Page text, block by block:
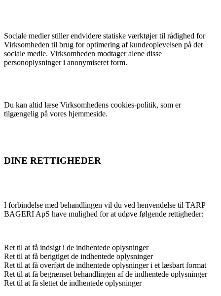
Sociale medier stiller endvidere statiske værktøjer til rådighed for
Virksomheden til brug for optimering af kundeoplevelsen på det
sociale medie. Virksomheden modtager alene disse
personoplysninger i anonymiseret form.
Du kan altid læse Virksomhedens cookies-politik, som er
tilgængelig på vores hjemmeside.
DINE RETTIGHEDER
I forbindelse med behandlingen vil du ved henvendelse til TARP
BAGERI ApS have mulighed for at udøve følgende rettigheder:
Ret til at få indsigt i de indhentede oplysninger
Ret til at få berigtiget de indhentede oplysninger
Ret til at få overført de indhentede oplysninger i et læsbart format
Ret til at få begrænset behandlingen af de indhentede oplysninger
Ret til at få slettet de indhentede oplysninger